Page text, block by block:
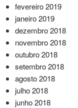
fevereiro 2019
janeiro 2019
dezembro 2018
novembro 2018
outubro 2018
setembro 2018
agosto 2018
julho 2018
junho 2018